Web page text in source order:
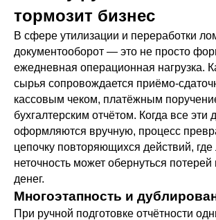
тормозит бизнес
В сфере утилизации и переработки
документооборот — это не просто
ежедневная операционная нагрузка.
сырья сопровождается приёмо-
кассовым чеком, платёжным
бухгалтерским отчётом. Когда все эти
оформляются вручную, процесс
цепочку повторяющихся действий,
неточность может обернуться
денег.
Многоэтапность и
При ручной подготовке отчётности